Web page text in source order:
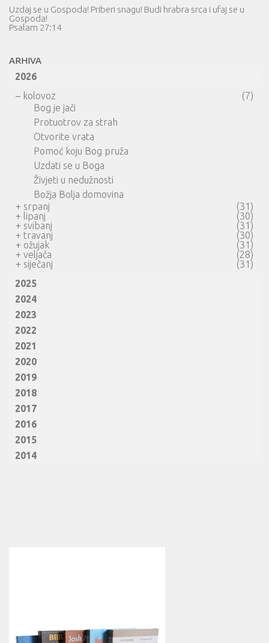
Uzdaj se u Gospoda! Priberi snagu! Budi hrabra srca i ufaj se u
Gospoda!
Psalam 27:14
ARHIVA
2026
– kolovoz
(7)
Bog je jači
Protuotrov za strah
Otvorite vrata
Pomoć koju Bog pruža
Uzdati se u Boga
Živjeti u nedužnosti
Božja Bolja domovina
+ srpanj
(31)
+ lipanj
(30)
+ svibanj
(31)
+ travanj
(30)
+ ožujak
(31)
+ veljača
(28)
+ siječanj
(31)
2025
2024
2023
2022
2021
2020
2019
2018
2017
2016
2015
2014